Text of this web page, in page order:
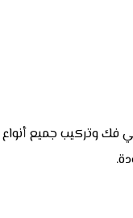
فك وتركيب جميع أنواع